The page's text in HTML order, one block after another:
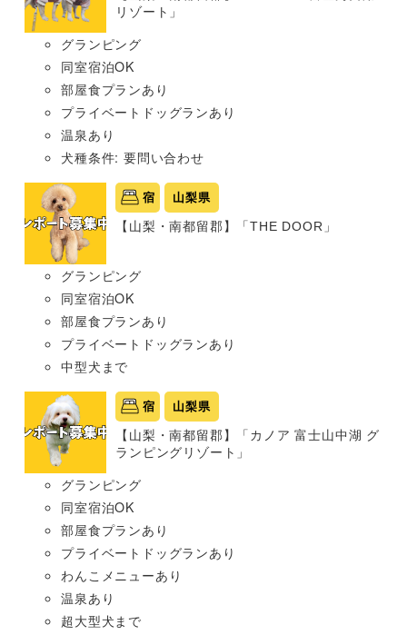
リゾート」
グランピング
同室宿泊OK
部屋食プランあり
プライベートドッグランあり
温泉あり
犬種条件: 要問い合わせ
宿 山梨県
【山梨・南都留郡】「THE DOOR」
グランピング
同室宿泊OK
部屋食プランあり
プライベートドッグランあり
中型犬まで
宿 山梨県
【山梨・南都留郡】「カノア 富士山中湖 グ
ランピングリゾート」
グランピング
同室宿泊OK
部屋食プランあり
プライベートドッグランあり
わんこメニューあり
温泉あり
超大型犬まで